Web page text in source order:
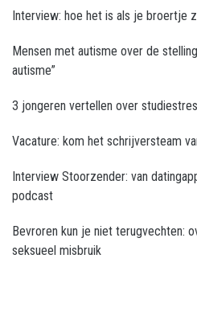
Interview: hoe het is als je broertje
Mensen met autisme over de
autisme”
3 jongeren vertellen over
Vacature: kom het schrijversteam
Interview Stoorzender: van
podcast
Bevroren kun je niet terugvechten:
seksueel misbruik